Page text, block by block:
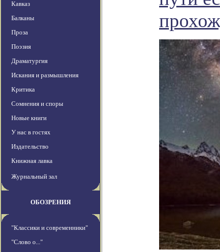
Кавказ
Балканы
Проза
Поэзия
Драматургия
Искания и размышления
Критика
Сомнения и споры
Новые книги
У нас в гостях
Издательство
Книжная лавка
Журнальный зал
ОБОЗРЕНИЯ
"Классики и современники"
"Слово о..."